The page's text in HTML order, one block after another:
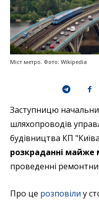
Міст метро. Фото: Wikipedia
Заступницю
шляхопроводів
будівництва КП
розкраданні майже
проведенні
Про це розповіли у